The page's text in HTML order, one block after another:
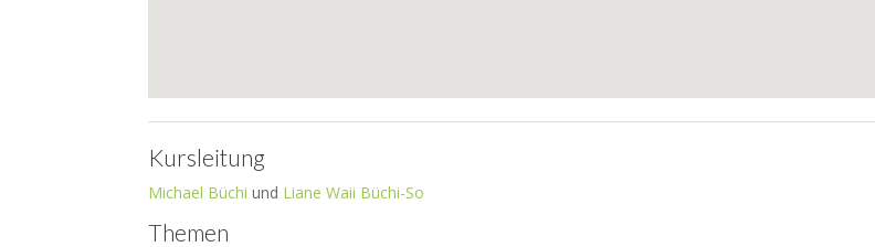
Kursleitung
Michael Büchi und Liane Waii Büchi-So
Themen